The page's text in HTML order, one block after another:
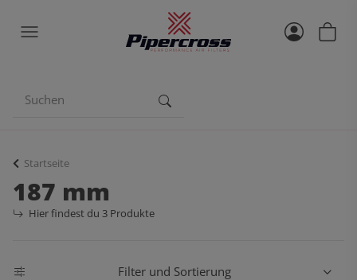
Startseite
187 mm
Hier findest du 3 Produkte
Filter und Sortierung